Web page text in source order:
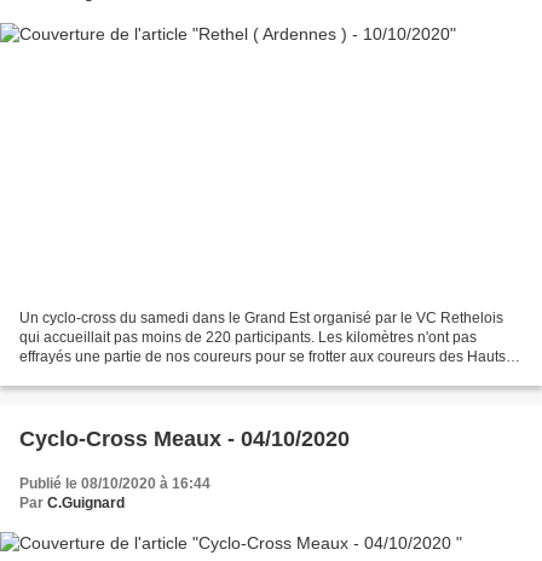
Un cyclo-cross du samedi dans le Grand Est organisé par le VC Rethelois
qui accueillait pas moins de 220 participants. Les kilomètres n'ont pas
effrayés une partie de nos coureurs pour se frotter aux coureurs des Hauts
Cyclo-Cross Meaux - 04/10/2020
Publié le 08/10/2020 à 16:44
Par C.Guignard